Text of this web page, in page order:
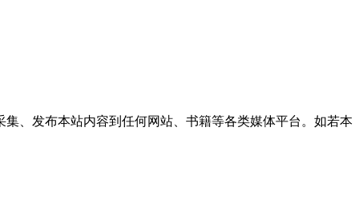
、发布本站内容到任何网站、书籍等各类媒体平台。如若本